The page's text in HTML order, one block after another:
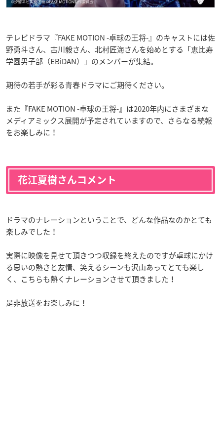
テレビドラマ『FAKE MOTION -卓球の王将-』のキャストには佐
野勇斗さん、古川毅さん、北村匠海さんを始めとする「恵比寿
学園男子部（EBiDAN）」のメンバーが集結。
期待の若手が彩る青春ドラマにご期待ください。
また『FAKE MOTION -卓球の王将-』は2020年内にさまざまな
メディアミックス展開が予定されていますので、さらなる続報
をお楽しみに！
花江夏樹さんコメント
ドラマのナレーションということで、どんな作品なのかとても
楽しみでした！
実際に映像を見せて頂きつつ収録を終えたのですが卓球にかけ
る思いの熱さと友情、笑えるシーンも沢山あってとても楽し
く、こちらも熱くナレーションさせて頂きました！
是非放送をお楽しみに！